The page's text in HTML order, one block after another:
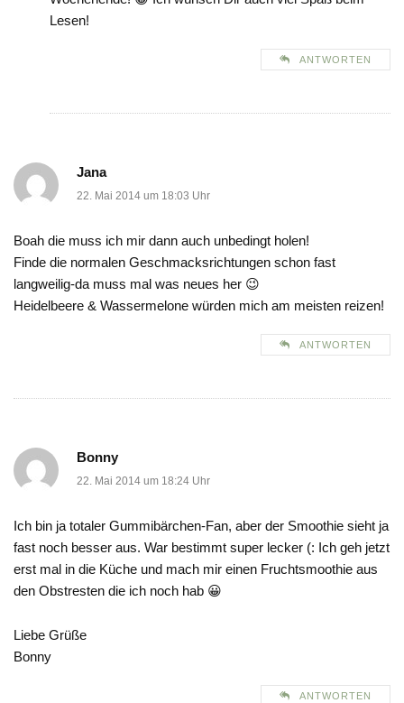
Lesen!
ANTWORTEN
Jana
22. Mai 2014 um 18:03 Uhr
Boah die muss ich mir dann auch unbedingt holen!
Finde die normalen Geschmacksrichtungen schon fast
langweilig-da muss mal was neues her 😉
Heidelbeere & Wassermelone würden mich am meisten reizen!
ANTWORTEN
Bonny
22. Mai 2014 um 18:24 Uhr
Ich bin ja totaler Gummibärchen-Fan, aber der Smoothie sieht ja
fast noch besser aus. War bestimmt super lecker (: Ich geh jetzt
erst mal in die Küche und mach mir einen Fruchtsmoothie aus
den Obstresten die ich noch hab 😀
Liebe Grüße
Bonny
ANTWORTEN